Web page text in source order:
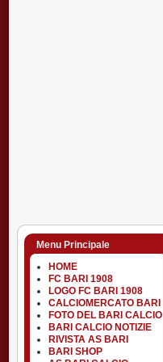
Menu Principale
HOME
FC BARI 1908
LOGO FC BARI 1908
CALCIOMERCATO BARI
FOTO DEL BARI CALCIO
BARI CALCIO NOTIZIE
RIVISTA AS BARI
BARI SHOP